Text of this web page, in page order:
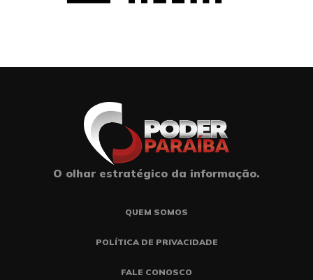
O olhar estratégico da informação.
QUEM SOMOS
POLÍTICA DE PRIVACIDADE
FALE CONOSCO